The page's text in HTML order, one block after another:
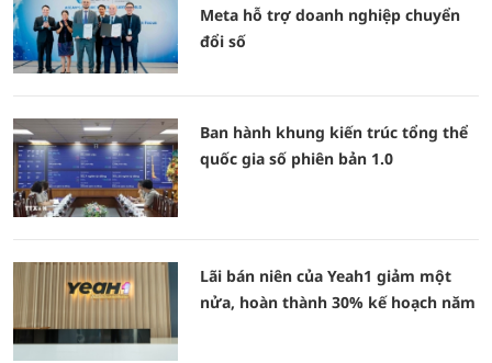
Meta hỗ trợ doanh nghiệp chuyển
đổi số
Ban hành khung kiến trúc tổng thể
quốc gia số phiên bản 1.0
Lãi bán niên của Yeah1 giảm một
nửa, hoàn thành 30% kế hoạch năm